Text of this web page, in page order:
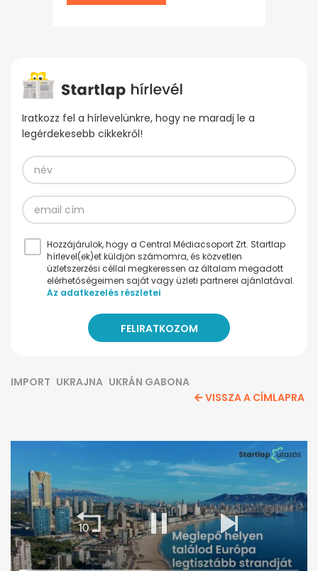
Iratkozz fel a hírlevelünkre, hogy ne maradj le a
legérdekesebb cikkekről!
Hozzájárulok, hogy a Central Médiacsoport Zrt. Startlap
hírlevel(ek)et küldjön számomra, és közvetlen
üzletszerzési céllal megkeressen az általam megadott
elérhetőségeimen saját vagy üzleti partnerei ajánlatával.
Az adatkezelés részletei
IMPORT UKRAJNA UKRÁN GABONA
VISSZA A CÍMLAPRA